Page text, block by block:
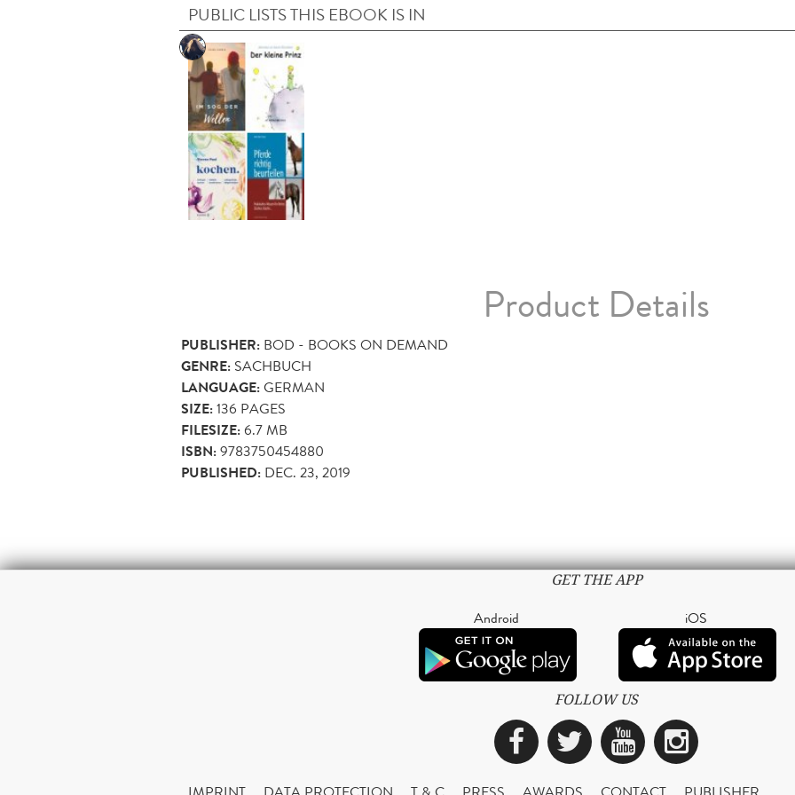
PUBLIC LISTS THIS EBOOK IS IN
Product Details
PUBLISHER: BOD - BOOKS ON DEMAND
GENRE: SACHBUCH
LANGUAGE:GERMAN
SIZE:136 PAGES
FILESIZE:6.7 MB
ISBN:9783750454880
PUBLISHED: DEC. 23, 2019
GET THE APP
Android iOS
FOLLOW US
Facebook
TwitterYouTubeInstagram